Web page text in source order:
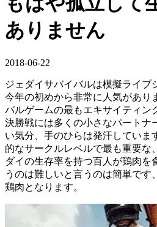
ありません
2018-06-22
ジェダイサバイバルは模擬ライブ
今年の初めから非常に人気があり
バルゲームの最もエキサイティン
決勝戦には多くの小さなパートナ
い気分、手のひらは発汗していま
的なサークルレベルで最も重要な
ダイの生存率を持つ百人が鶏肉を
うのは難しいと言うのは簡単です
鶏肉となります。